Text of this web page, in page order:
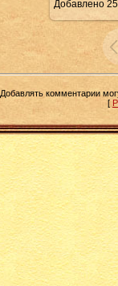
Добавлено
Добавлять комментарии
[